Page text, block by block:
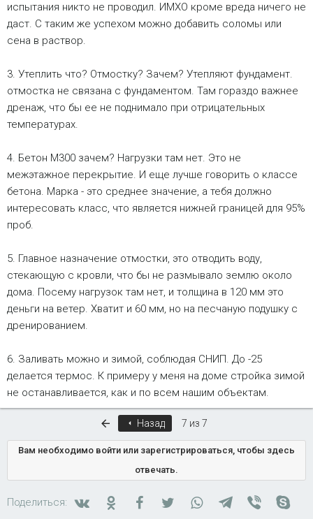
испытания никто не проводил. ИМХО кроме вреда ничего не
даст. С таким же успехом можно добавить соломы или
сена в раствор.
3. Утеплить что? Отмостку? Зачем? Утепляют фундамент.
отмостка не связана с фундаментом. Там гораздо важнее
дренаж, что бы ее не поднимало при отрицательных
температурах.
4. Бетон М300 зачем? Нагрузки там нет. Это не
межэтажное перекрытие. И еще лучше говорить о классе
бетона. Марка - это среднее значение, а тебя должно
интересовать класс, что является нижней границей для 95%
проб.
5. Главное назначение отмостки, это отводить воду,
стекающую с кровли, что бы не размывало землю около
дома. Посему нагрузок там нет, и толщина в 120 мм это
деньги на ветер. Хватит и 60 мм, но на песчаную подушку с
дренированием.
6. Заливать можно и зимой, соблюдая СНИП. До -25
делается термос. К примеру у меня на доме стройка зимой
не останавливается, как и по всем нашим объектам.
ПервыйНазад 7 из 7
Вам необходимо войти или зарегистрироваться, чтобы здесь
отвечать.
Поделиться: ВконтактеОдноклассники
FacebookTwitterWhatsAppTelegram
Viber